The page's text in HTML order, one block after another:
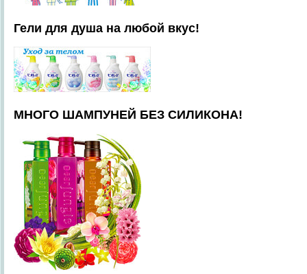
Гели для душа на любой вкус!
МНОГО ШАМПУНЕЙ БЕЗ СИЛИКОНА!